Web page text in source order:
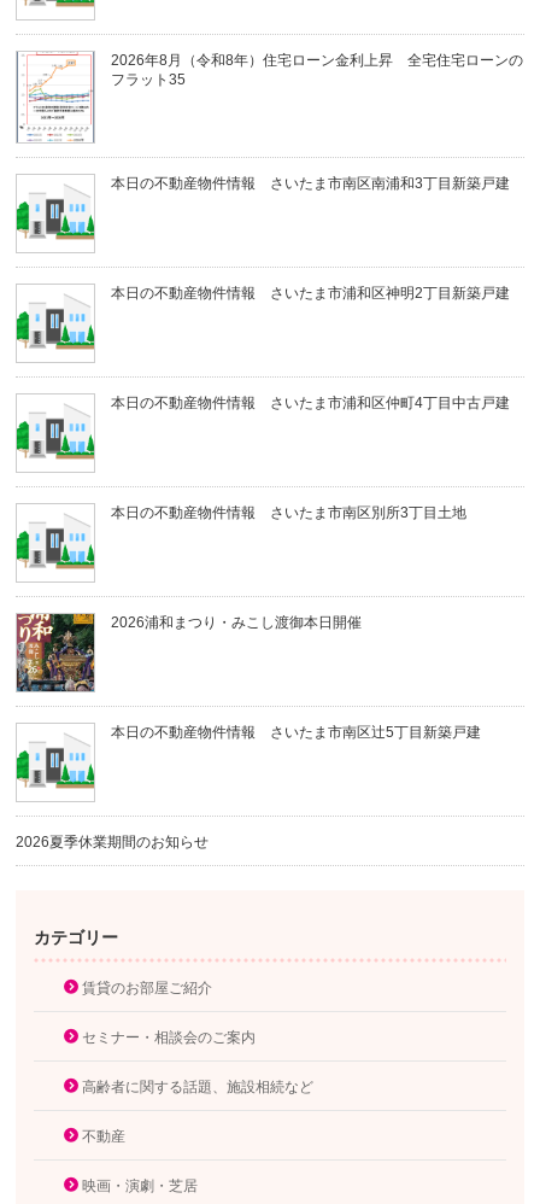
2026年8月（令和8年）住宅ローン金利上昇 全宅住宅ローンの
フラット35
本日の不動産物件情報 さいたま市南区南浦和3丁目新築戸建
本日の不動産物件情報 さいたま市浦和区神明2丁目新築戸建
本日の不動産物件情報 さいたま市浦和区仲町4丁目中古戸建
本日の不動産物件情報 さいたま市南区別所3丁目土地
2026浦和まつり・みこし渡御本日開催
本日の不動産物件情報 さいたま市南区辻5丁目新築戸建
2026夏季休業期間のお知らせ
カテゴリー
賃貸のお部屋ご紹介
セミナー・相談会のご案内
高齢者に関する話題、施設相続など
不動産
映画・演劇・芝居